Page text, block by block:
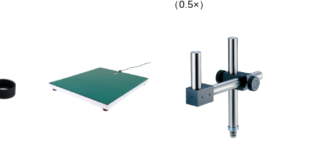
（0.5×）